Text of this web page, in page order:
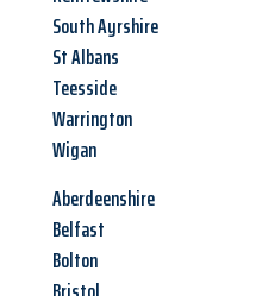
South Ayrshire
St Albans
Teesside
Warrington
Wigan
Aberdeenshire
Belfast
Bolton